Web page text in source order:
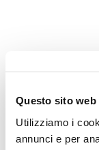
Questo sito
Utilizziamo i
annunci e per
Hai